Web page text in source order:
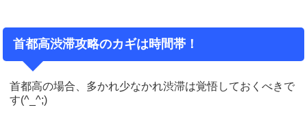
首都高渋滞攻略のカギは時間帯！
首都高の場合、多かれ少なかれ渋滞は覚悟しておくべきで
す(^_^;)